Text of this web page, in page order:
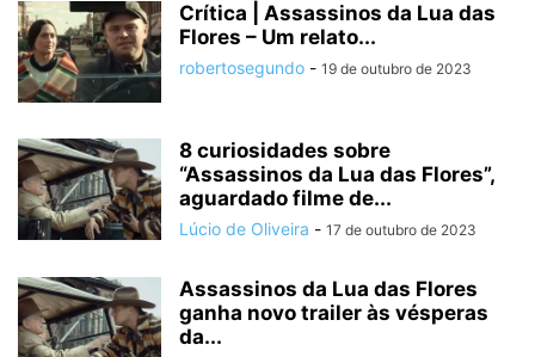
Crítica | Assassinos da Lua das
Flores – Um relato...
robertosegundo - 19 de outubro de 2023
8 curiosidades sobre
“Assassinos da Lua das Flores”,
aguardado filme de...
Lúcio de Oliveira - 17 de outubro de 2023
Assassinos da Lua das Flores
ganha novo trailer às vésperas
da...